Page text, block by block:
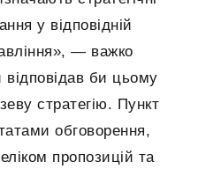
у відповідній
— важко
би цьому
стратегію. Пункт
обговорення,
пропозицій та